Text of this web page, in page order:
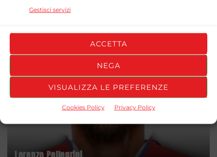
Gestisci servizi
ACCETTA
NEGA
VISUALIZZA LE PREFERENZE
Cookies Policy Privacy Policy
Weston McKennie